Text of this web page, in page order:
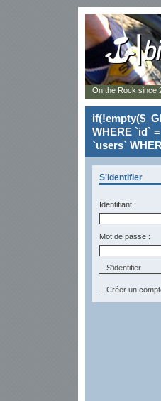
WHERE `id`
`users`
S'identifier
Identifiant :
Mot de passe :
Créer un
On the Rock since